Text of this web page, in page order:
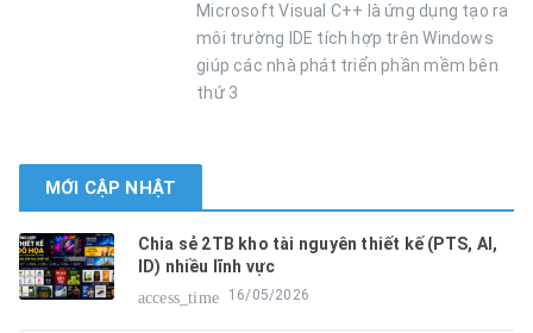
Microsoft Visual C++ là ứng dụng tạo ra
môi trường IDE tích hợp trên Windows
giúp các nhà phát triển phần mềm bên
thứ 3
MỚI CẬP NHẬT
Chia sẻ 2TB kho tài nguyên thiết kế (PTS, AI,
ID) nhiều lĩnh vực
access_time
16/05/2026